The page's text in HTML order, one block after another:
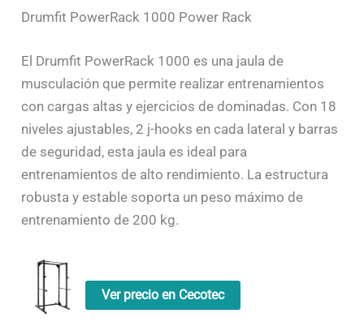
Drumfit PowerRack 1000 Power Rack
El Drumfit PowerRack 1000 es una jaula de
musculación que permite realizar entrenamientos
con cargas altas y ejercicios de dominadas. Con 18
niveles ajustables, 2 j-hooks en cada lateral y barras
de seguridad, esta jaula es ideal para
entrenamientos de alto rendimiento. La estructura
robusta y estable soporta un peso máximo de
entrenamiento de 200 kg.
Ver precio en Cecotec